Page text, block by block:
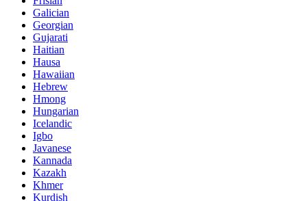
Galician
Georgian
Gujarati
Haitian
Hausa
Hawaiian
Hebrew
Hmong
Hungarian
Icelandic
Igbo
Javanese
Kannada
Kazakh
Khmer
Kurdish